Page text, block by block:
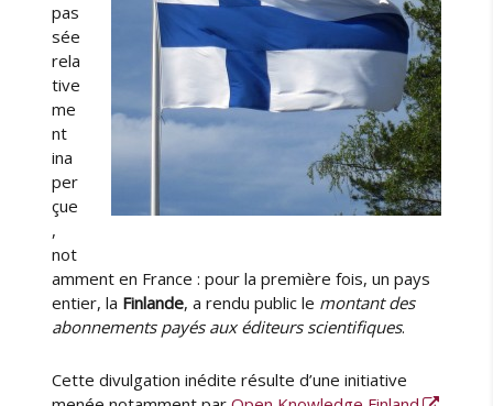
pas
sée
rela
tive
me
nt
ina
per
çue
,
not
amment en France : pour la première fois, un pays
entier, la Finlande, a rendu public le montant des
abonnements payés aux éditeurs scientifiques.
Cette divulgation inédite résulte d’une initiative